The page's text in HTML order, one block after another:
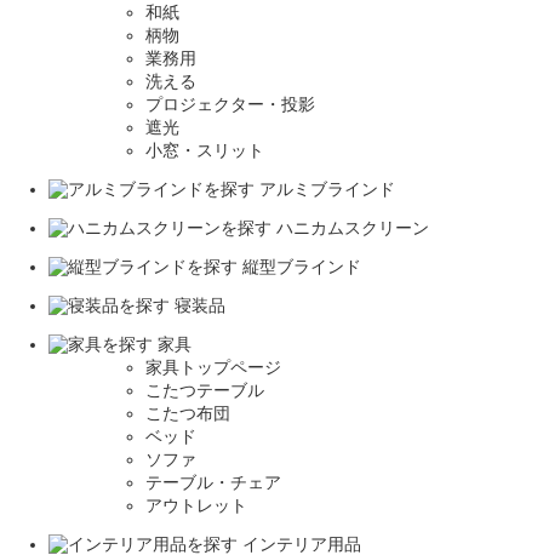
和紙
柄物
業務用
洗える
プロジェクター・投影
遮光
小窓・スリット
アルミブラインド
ハニカムスクリーン
縦型ブラインド
寝装品
家具
家具トップページ
こたつテーブル
こたつ布団
ベッド
ソファ
テーブル・チェア
アウトレット
インテリア用品